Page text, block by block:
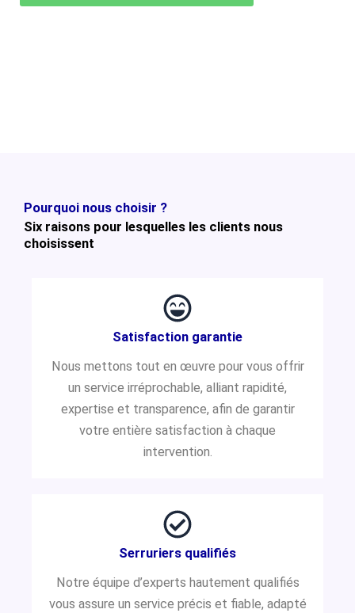
Pourquoi nous choisir ?
Six raisons pour lesquelles les clients nous
choisissent
Satisfaction garantie
Nous mettons tout en œuvre pour vous offrir
un service irréprochable, alliant rapidité,
expertise et transparence, afin de garantir
votre entière satisfaction à chaque
intervention.
Serruriers qualifiés
Notre équipe d’experts hautement qualifiés
vous assure un service précis et fiable, adapté